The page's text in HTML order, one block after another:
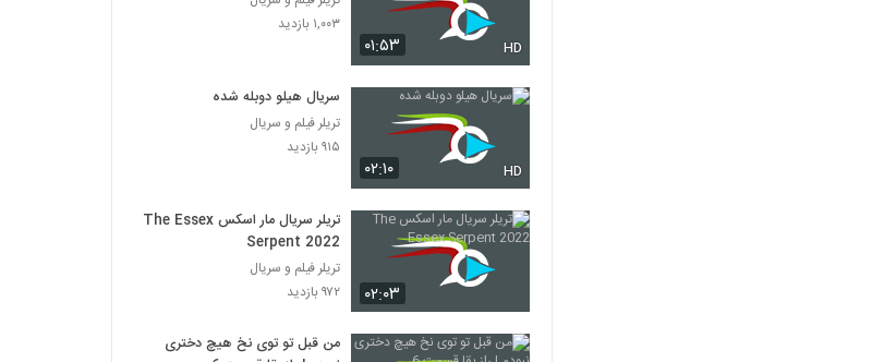
۰۱:۵۳ HD
۱,۰۰۳ بازدید
۰۲:۱۰ HD
سریال هیلو دوبله شده
تریلر فیلم و سریال
۹۱۵ بازدید
۰۲:۰۳
تریلر سریال مار اسکس The Essex
Serpent 2022
تریلر فیلم و سریال
۹۷۲ بازدید
من قبل تو توی نخ هیچ دختری